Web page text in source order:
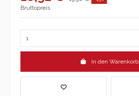
Bruttopreis
In den Warenkorb